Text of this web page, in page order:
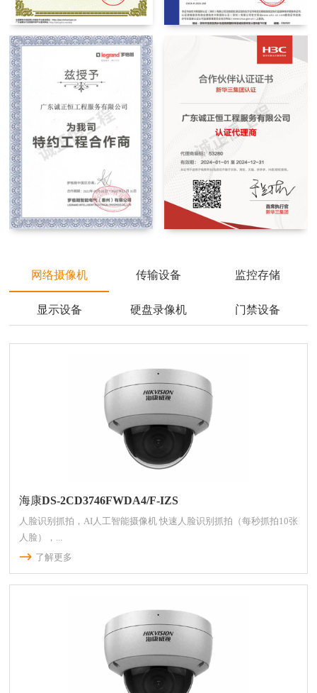
网络摄像机 传输设备 监控存储
显示设备 硬盘录像机 门禁设备
海康DS-2CD3746FWDA4/F-IZS
人脸识别抓拍，AI人工智能摄像机 快速人脸识别抓拍（每秒抓拍10张
人脸），...
了解更多